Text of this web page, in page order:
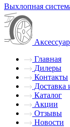
Выхлопная
Главная
Дилеры
Контакты
Доставка
Каталог
Акции
Отзывы
Новости